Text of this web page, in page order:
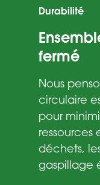
Durabilité
fermé
Nous
circulaire
pour
déchets,
gaspillage